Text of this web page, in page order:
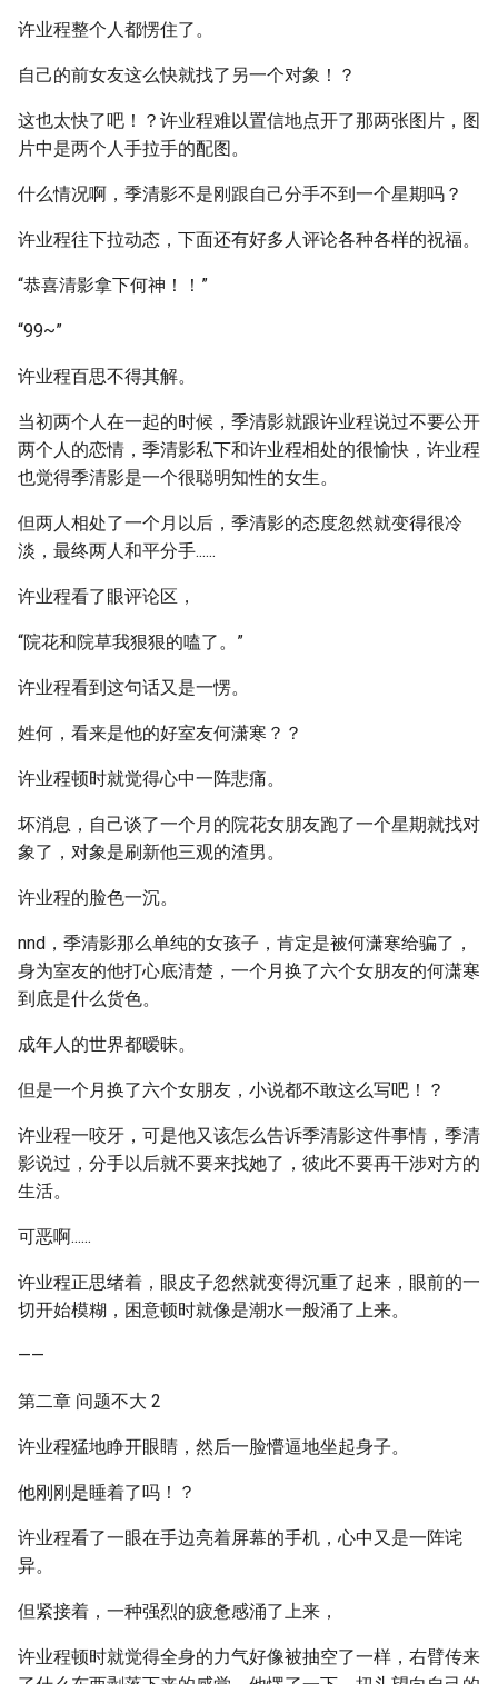
许业程整个人都愣住了。
自己的前女友这么快就找了另一个对象！？
这也太快了吧！？许业程难以置信地点开了那两张图片，图
片中是两个人手拉手的配图。
什么情况啊，季清影不是刚跟自己分手不到一个星期吗？
许业程往下拉动态，下面还有好多人评论各种各样的祝福。
“恭喜清影拿下何神！！”
“99~”
许业程百思不得其解。
当初两个人在一起的时候，季清影就跟许业程说过不要公开
两个人的恋情，季清影私下和许业程相处的很愉快，许业程
也觉得季清影是一个很聪明知性的女生。
但两人相处了一个月以后，季清影的态度忽然就变得很冷
淡，最终两人和平分手......
许业程看了眼评论区，
“院花和院草我狠狠的嗑了。”
许业程看到这句话又是一愣。
姓何，看来是他的好室友何潇寒？？
许业程顿时就觉得心中一阵悲痛。
坏消息，自己谈了一个月的院花女朋友跑了一个星期就找对
象了，对象是刷新他三观的渣男。
许业程的脸色一沉。
nnd，季清影那么单纯的女孩子，肯定是被何潇寒给骗了，
身为室友的他打心底清楚，一个月换了六个女朋友的何潇寒
到底是什么货色。
成年人的世界都暧昧。
但是一个月换了六个女朋友，小说都不敢这么写吧！？
许业程一咬牙，可是他又该怎么告诉季清影这件事情，季清
影说过，分手以后就不要来找她了，彼此不要再干涉对方的
生活。
可恶啊......
许业程正思绪着，眼皮子忽然就变得沉重了起来，眼前的一
切开始模糊，困意顿时就像是潮水一般涌了上来。
——
第二章 问题不大 2
许业程猛地睁开眼睛，然后一脸懵逼地坐起身子。
他刚刚是睡着了吗！？
许业程看了一眼在手边亮着屏幕的手机，心中又是一阵诧
异。
但紧接着，一种强烈的疲惫感涌了上来，
许业程顿时就觉得全身的力气好像被抽空了一样，右臂传来